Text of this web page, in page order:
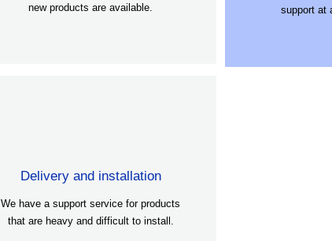
new products are available.
support at
Delivery and installation
We have a support service for products
that are heavy and difficult to install.